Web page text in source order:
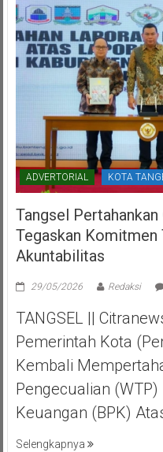
ADVERTORIAL KOTA
Tangsel
Tegaskan Komitmen
Akuntabilitas
29/05/2026 Redaksi
TANGSEL ||
Pemerintah Kota
Kembali
Pengecualian
Keuangan (BPK)
Selengkapnya